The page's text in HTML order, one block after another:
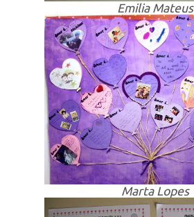
Emilia Mateus
Marta Lopes